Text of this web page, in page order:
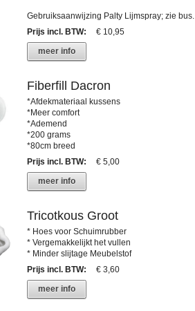
Gebruiksaanwijzing Palty Lijmspray; zie bus.
Prijs incl. BTW:
€ 10,95
meer info
Fiberfill Dacron
*Afdekmateriaal kussens
*Meer comfort
*Ademend
*200 grams
*80cm breed
Prijs incl. BTW:
€ 5,00
meer info
Tricotkous Groot
* Hoes voor Schuimrubber
* Vergemakkelijkt het vullen
* Minder slijtage Meubelstof
Prijs incl. BTW:
€ 3,60
meer info